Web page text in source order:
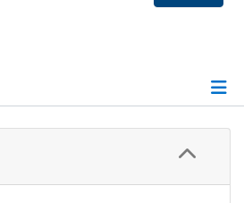
Informations